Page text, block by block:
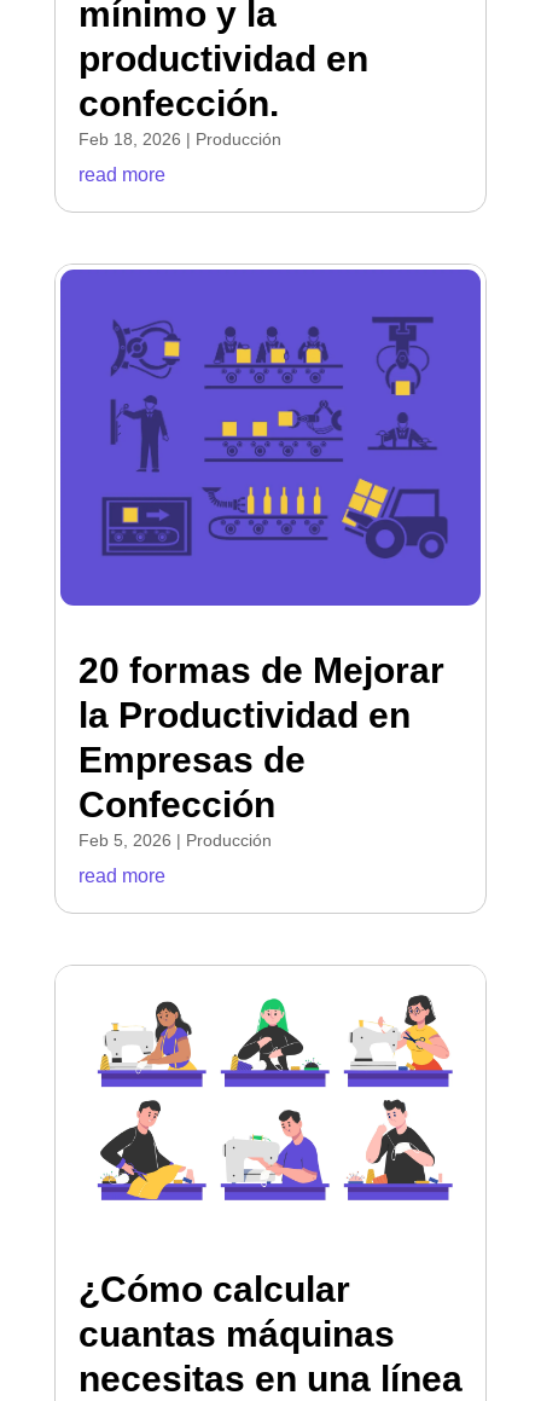
mínimo y la
productividad en
confección.
Feb 18, 2026 | Producción
read more
20 formas de Mejorar
la Productividad en
Empresas de
Confección
Feb 5, 2026 | Producción
read more
¿Cómo calcular
cuantas máquinas
necesitas en una línea